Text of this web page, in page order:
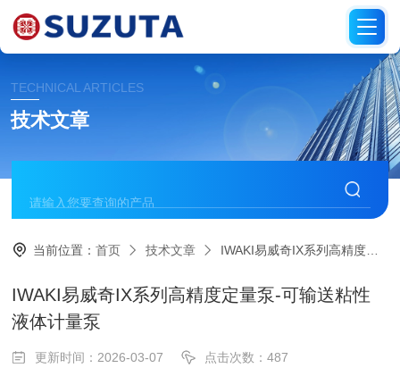
TECHNICAL ARTICLES
技术文章
当前位置：首页 技术文章 IWAKI易威奇IX系列高精度定量泵-可输送粘性液体计量泵
IWAKI易威奇IX系列高精度定量泵-可输送粘性
液体计量泵
更新时间：2026-03-07 点击次数：487